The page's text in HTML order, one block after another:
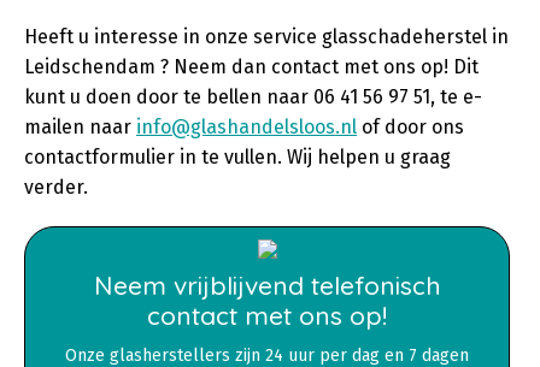
Heeft u interesse in onze service glasschadeherstel in
Leidschendam ? Neem dan contact met ons op! Dit
kunt u doen door te bellen naar 06 41 56 97 51, te e-
mailen naar info@glashandelsloos.nl of door ons
contactformulier in te vullen. Wij helpen u graag
verder.
Neem vrijblijvend telefonisch
contact met ons op!
Onze glasherstellers zijn 24 uur per dag en 7 dagen